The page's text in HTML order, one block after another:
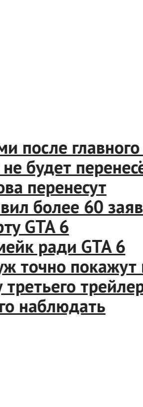
главного
перенесён
60
6
ради GTA 6
покажут
трейлера